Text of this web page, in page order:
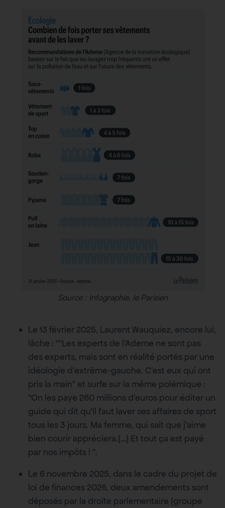
Source : Infographie, le Parisien
Le 13 février 2025, Laurent Wauquiez, encore lui,
lâche : “”Les experts de l’Ademe ne sont pas
des experts, mais sont en réalité portés par une
idéologie d’extrême-gauche. C’est eux qui ont
pris la main” et surfe sur la même polémique :
“On les paye 260 millions d’euros pour éditer un
guide qui dit qu’il faut laver ses affaires de sport
tous les 3 jours. Ma femme, qui sait que j’aime
bien courir appréciera.(…) Et tout ça est payé
par nos impôts ! ”.
Le 6 novembre 2025, dans le cadre du projet de
loi de finances 2026, deux amendements sont
déposés par la droite parlementaire (groupe